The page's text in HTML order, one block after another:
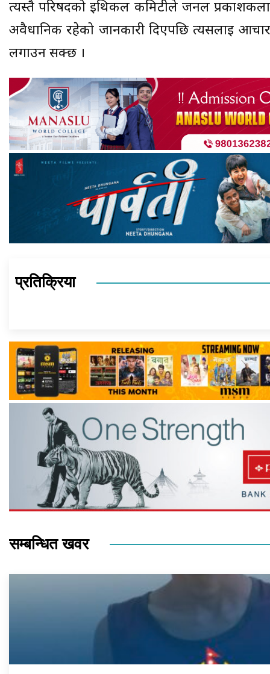
त्यस्तै परिषदको इथिकल कमिटीले जर्नल
अवैधानिक रहेको जानकारी दिएपछि त्यसलाई
लगाउन सक्छ ।
प्रतिक्रिया
सम्बन्धित खवर